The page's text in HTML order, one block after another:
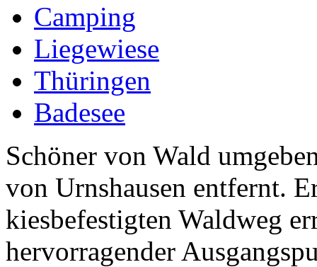
Camping
Liegewiese
Thüringen
Badesee
Schöner von Wald
von Urnshausen entfernt.
kiesbefestigten Waldweg
hervorragender